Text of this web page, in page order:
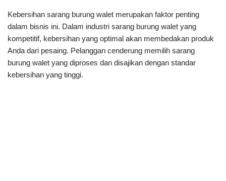
Kebersihan sarang burung walet merupakan faktor penting
dalam bisnis ini. Dalam industri sarang burung walet yang
kompetitif, kebersihan yang optimal akan membedakan produk
Anda dari pesaing. Pelanggan cenderung memilih sarang
burung walet yang diproses dan disajikan dengan standar
kebersihan yang tinggi.